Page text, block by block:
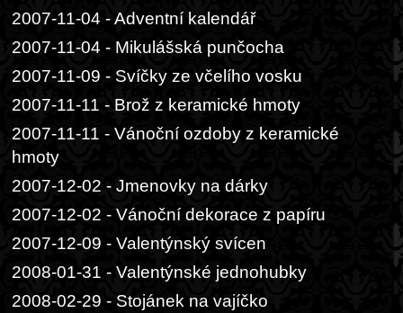
2007-11-04 - Adventní kalendář
2007-11-04 - Mikulášská punčocha
2007-11-09 - Svíčky ze včelího vosku
2007-11-11 - Brož z keramické hmoty
2007-11-11 - Vánoční ozdoby z keramické
hmoty
2007-12-02 - Jmenovky na dárky
2007-12-02 - Vánoční dekorace z papíru
2007-12-09 - Valentýnský svícen
2008-01-31 - Valentýnské jednohubky
2008-02-29 - Stojánek na vajíčko